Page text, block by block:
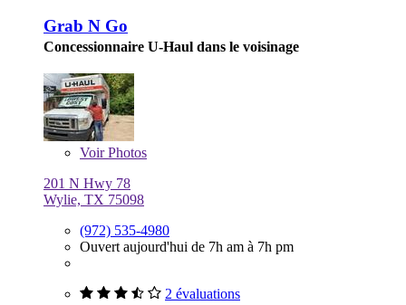
Grab N Go
Concessionnaire U-Haul dans le voisinage
VoirPhotos
201 N Hwy 78
Wylie, TX 75098
(972) 535-4980
Ouvert aujourd'hui de 7h am à 7h pm
2 évaluations